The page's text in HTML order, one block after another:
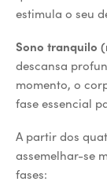
estimula o seu
Sono tranquilo
descansa
momento, o
fase essencial
A partir dos
assemelhar-se
fases: